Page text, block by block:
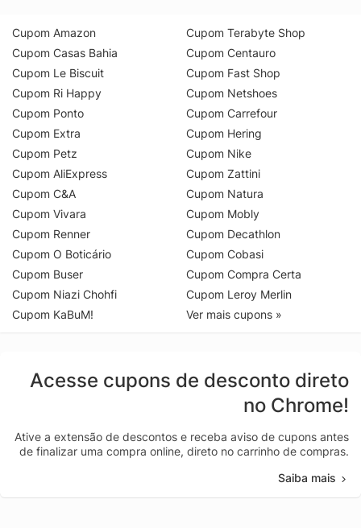
Cupom Amazon
Cupom Casas Bahia
Cupom Le Biscuit
Cupom Ri Happy
Cupom Ponto
Cupom Extra
Cupom Petz
Cupom AliExpress
Cupom C&A
Cupom Vivara
Cupom Renner
Cupom O Boticário
Cupom Buser
Cupom Niazi Chohfi
Cupom KaBuM!
Cupom Terabyte Shop
Cupom Centauro
Cupom Fast Shop
Cupom Netshoes
Cupom Carrefour
Cupom Hering
Cupom Nike
Cupom Zattini
Cupom Natura
Cupom Mobly
Cupom Decathlon
Cupom Cobasi
Cupom Compra Certa
Cupom Leroy Merlin
Ver mais cupons »
Acesse cupons de desconto direto
no Chrome!
Ative a extensão de descontos e receba aviso de cupons antes
de finalizar uma compra online, direto no carrinho de compras.
Saiba mais